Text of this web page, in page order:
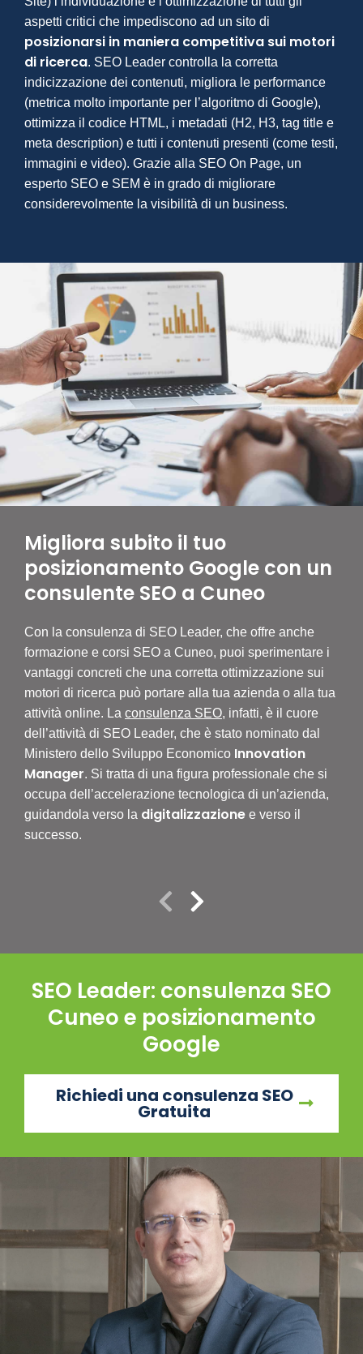
aspetti critici che impediscono ad un sito di
posizionarsi in maniera competitiva sui motori
di ricerca. SEO Leader controlla la corretta
indicizzazione dei contenuti, migliora le performance
(metrica molto importante per l’algoritmo di Google),
ottimizza il codice HTML, i metadati (H2, H3, tag title e
meta description) e tutti i contenuti presenti (come testi,
immagini e video). Grazie alla SEO On Page, un
esperto SEO e SEM è in grado di migliorare
considerevolmente la visibilità di un business.
Migliora subito il tuo
posizionamento Google con un
consulente SEO a Cuneo
Con la consulenza di SEO Leader, che offre anche
formazione e corsi SEO a Cuneo, puoi sperimentare i
vantaggi concreti che una corretta ottimizzazione sui
motori di ricerca può portare alla tua azienda o alla tua
attività online. La consulenza SEO, infatti, è il cuore
dell’attività di SEO Leader, che è stato nominato dal
Ministero dello Sviluppo Economico Innovation
Manager. Si tratta di una figura professionale che si
occupa dell’accelerazione tecnologica di un’azienda,
guidandola verso la digitalizzazione e verso il
successo.
SEO Leader: consulenza SEO
Cuneo e posizionamento
Google
Richiedi una consulenza SEO
Gratuita